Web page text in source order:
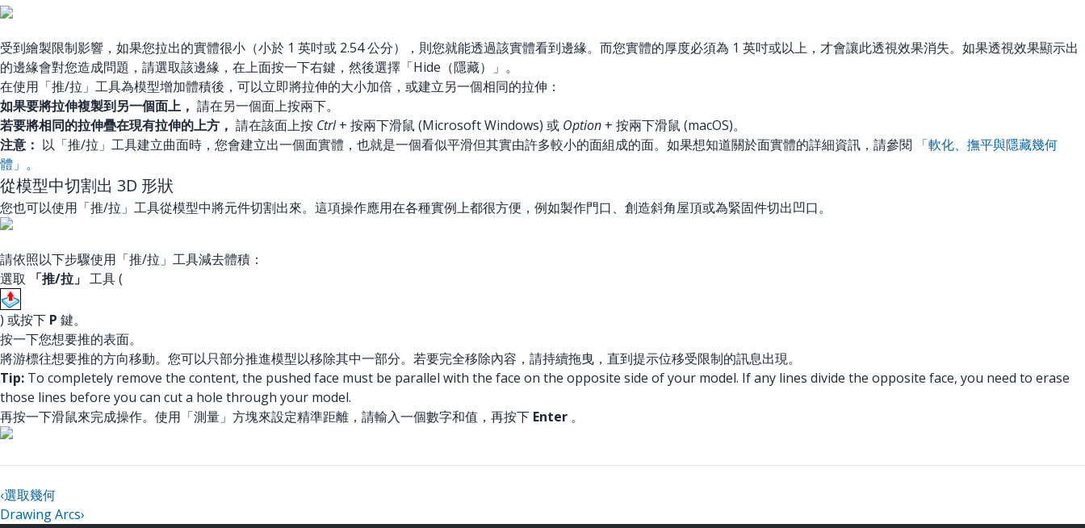
受到繪製限制影響，如果您拉出的實體很小（小於 1 英吋或 2.54 公分），則您就能透過該實體看到邊緣。而您實體的厚度必須為 1 英吋或以上，才會讓此透視效果消失。如果透視效果顯示出
的邊緣會對您造成問題，請選取該邊緣，在上面按一下右鍵，然後選擇「Hide（隱藏）」。
在使用「推/拉」工具為模型增加體積後，可以立即將拉伸的大小加倍，或建立另一個相同的拉伸：
如果要將拉伸複製到另一個面上， 請在另一個面上按兩下。
若要將相同的拉伸疊在現有拉伸的上方， 請在該面上按 Ctrl+ 按兩下滑鼠 (Microsoft Windows) 或 Option + 按兩下滑鼠 (macOS)。
注意： 以「推/拉」工具建立曲面時，您會建立出一個面實體，也就是一個看似平滑但其實由許多較小的面組成的面。如果想知道關於面實體的詳細資訊，請參閱
「軟化、撫平與隱藏幾何
體」。
從模型中切割出 3D 形狀
您也可以使用「推/拉」工具從模型中將元件切割出來。這項操作應用在各種實例上都很方便，例如製作門口、創造斜角屋頂或為緊固件切出凹口。
請依照以下步驟使用「推/拉」工具減去體積：
選取
「推/拉」 工具 (
) 或按下 P 鍵。
按一下您想要推的表面。
將游標往想要推的方向移動。您可以只部分推進模型以移除其中一部分。若要完全移除內容，請持續拖曳，直到提示位移受限制的訊息出現。
Tip: To completely remove the content, the pushed face must be parallel with the face on the opposite side of your model. If any lines divide the opposite face, you need to erase
those lines before you can cut a hole through your model.
再按一下滑鼠來完成操作。使用「測量」方塊來設定精準距離，請輸入一個數字和值，再按下 Enter 。
‹選取幾何
Drawing Arcs›